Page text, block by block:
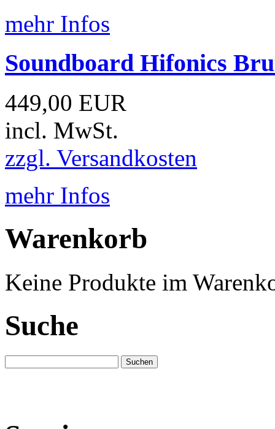
mehr Infos
Soundboard Hifonics
449,00 EUR
incl. MwSt.
zzgl. Versandkosten
mehr Infos
Warenkorb
Keine Produkte im
Suche